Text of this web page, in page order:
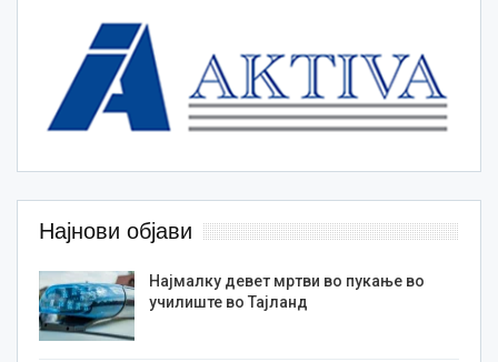
Најнови објави
Најмалку девет мртви во пукање во
училиште во Тајланд